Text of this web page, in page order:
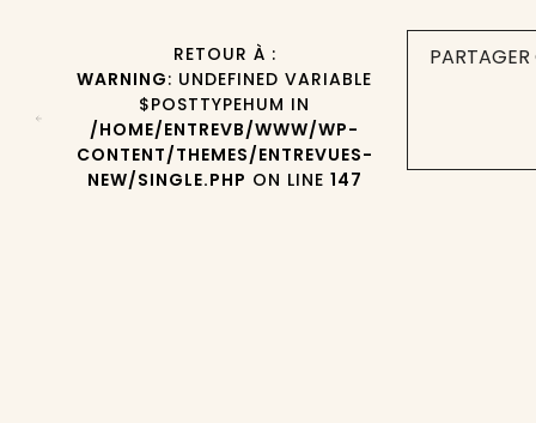
RETOUR À :
WARNING: UNDEFINED VARIABLE
$POSTTYPEHUM IN
/HOME/ENTREVB/WWW/WP-
CONTENT/THEMES/ENTREVUES-
NEW/SINGLE.PHP ON LINE 147